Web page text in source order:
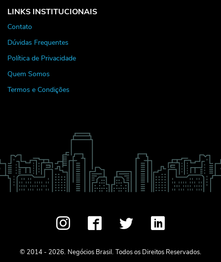
LINKS INSTITUCIONAIS
Contato
Dúvidas Frequentes
Política de Privacidade
Quem Somos
Termos e Condições
© 2014 - 2026. Negócios Brasil. Todos os Direitos Reservados.